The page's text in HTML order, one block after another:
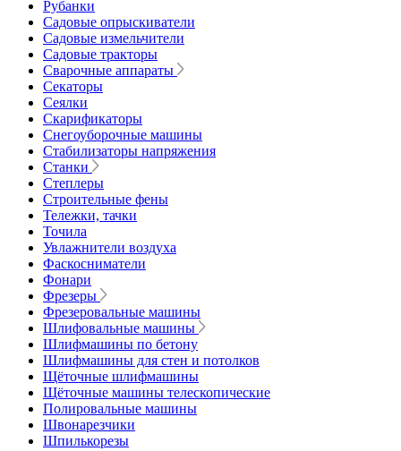
Рубанки
Садовые опрыскиватели
Садовые измельчители
Садовые тракторы
Сварочные аппараты
Секаторы
Сеялки
Скарификаторы
Снегоуборочные машины
Стабилизаторы напряжения
Станки
Степлеры
Строительные фены
Тележки, тачки
Точила
Увлажнители воздуха
Фаскосниматели
Фонари
Фрезеры
Фрезеровальные машины
Шлифовальные машины
Шлифмашины по бетону
Шлифмашины для стен и потолков
Щёточные шлифмашины
Щёточные машины телескопические
Полировальные машины
Швонарезчики
Шпилькорезы